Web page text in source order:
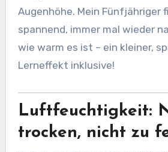
Augenhöhe. Mein Fünfjähriger
spannend, immer mal wieder
wie warm es ist – ein kleiner,
Lerneffekt inklusive!
Luftfeuchtigkeit:
trocken, nicht zu